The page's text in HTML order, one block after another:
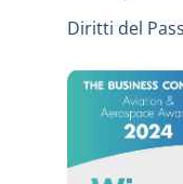
Diritti del